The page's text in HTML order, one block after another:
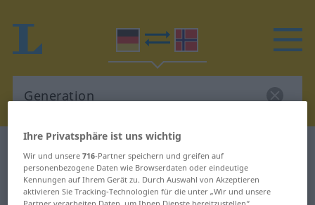
Deutsch-Norwegisch Übersetzung
für "Generation"
Ihre Privatsphäre ist uns wichtig
Wir und unsere716-Partner speichern und greifen auf
personenbezogene Daten wie Browserdaten oder eindeutige
Kennungen auf Ihrem Gerät zu. Durch Auswahl von Akzeptieren
aktivieren Sie Tracking-Technologien für die unter „Wir und unsere